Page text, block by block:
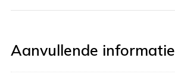
Aanvullende informatie